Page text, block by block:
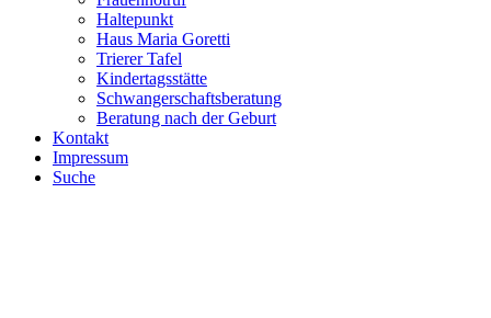
Haltepunkt
Haus Maria Goretti
Trierer Tafel
Kindertagsstätte
Schwangerschaftsberatung
Beratung nach der Geburt
Kontakt
Impressum
Suche